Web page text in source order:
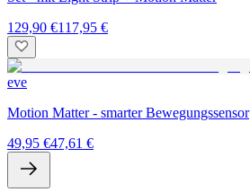
129,90 €117,95 €
eve
Motion Matter - smarter Bewegungssensor
49,95 €47,61 €